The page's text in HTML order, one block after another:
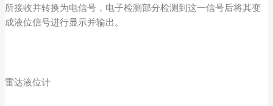
所接收并转换为电信号，电子检测部分检测到这一信号后将其变
成液位信号进行显示并输出。
雷达液位计